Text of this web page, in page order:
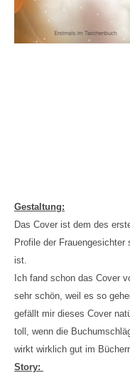
Gestaltung:
Das Cover ist dem des
Profile der
ist.
Ich fand schon das Cover
sehr schön, weil es so
gefällt mir dieses Cover
toll, wenn die
wirkt wirklich gut im
Story: